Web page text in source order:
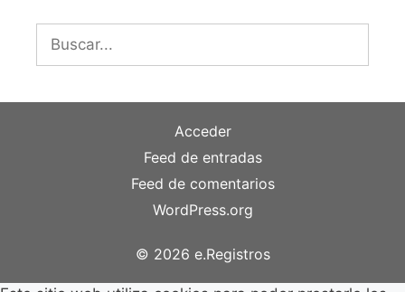
Acceder
Feed de entradas
Feed de comentarios
WordPress.org
© 2026 e.Registros